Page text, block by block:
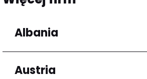
Albania
Regiony
Austria